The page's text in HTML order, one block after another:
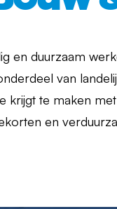
en duurzaam
van
krijgt te maken
en